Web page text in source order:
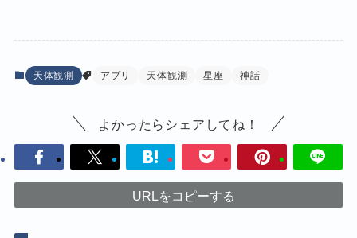
天体観測 アプリ 天体観測 星座 神話
よかったらシェアしてね！
URLをコピーする